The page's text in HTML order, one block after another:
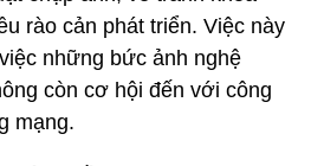
rào cản phát triển. Việc này
những bức ảnh nghệ
còn cơ hội đến với công
mạng.